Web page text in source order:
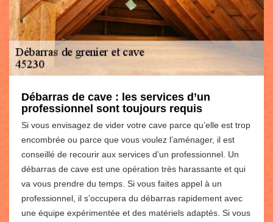
Débarras de cave : les services d’un
professionnel sont toujours requis
Si vous envisagez de vider votre cave parce qu’elle est trop
encombrée ou parce que vous voulez l’aménager, il est
conseillé de recourir aux services d’un professionnel. Un
débarras de cave est une opération très harassante et qui
va vous prendre du temps. Si vous faites appel à un
professionnel, il s’occupera du débarras rapidement avec
une équipe expérimentée et des matériels adaptés. Si vous